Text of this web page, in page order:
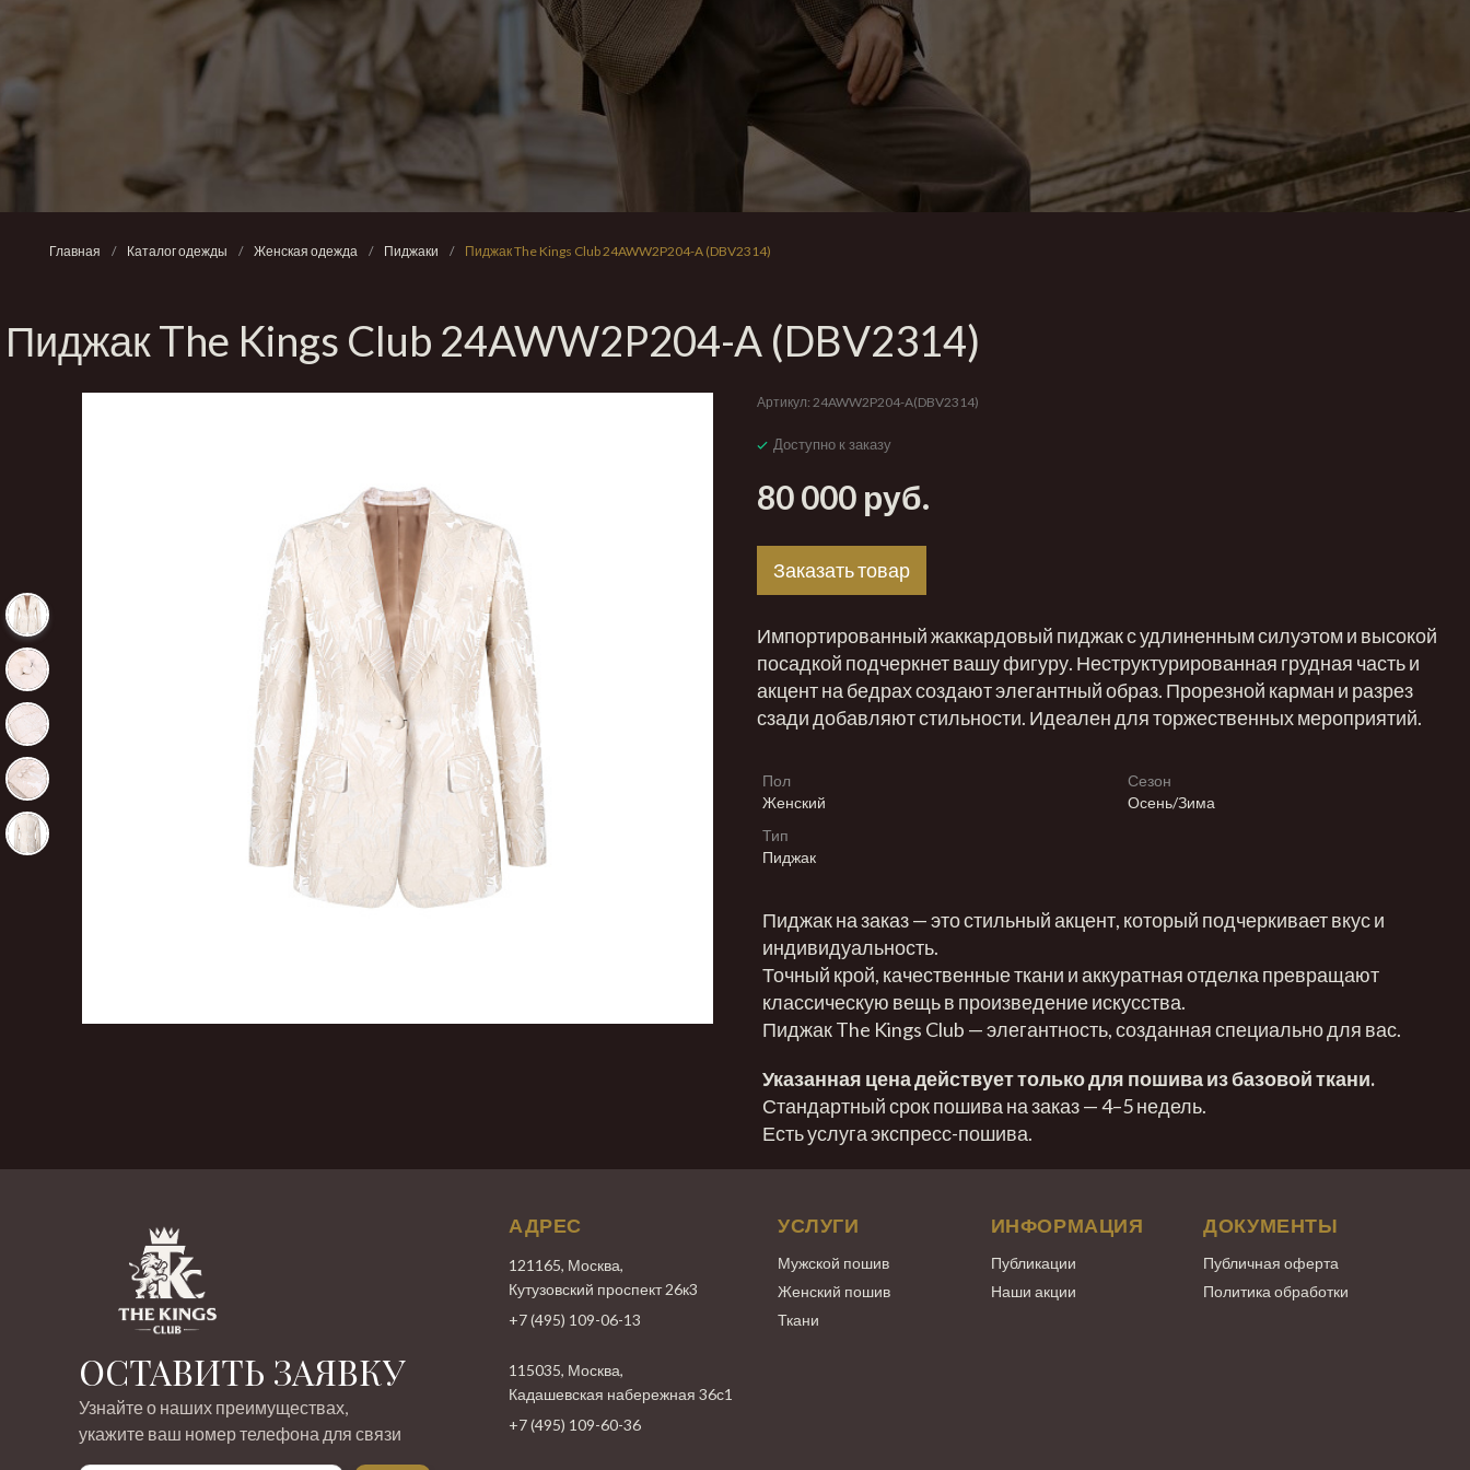
Главная / Каталог одежды / Женская одежда / Пиджаки / Пиджак The Kings Club 24AWW2P204-A (DBV2314)
Пиджак The Kings Club 24AWW2P204-A (DBV2314)
Артикул: 24AWW2P204-A(DBV2314)
Доступно к заказу
80 000 руб.
Заказать товар
Импортированный жаккардовый пиджак с удлиненным силуэтом и высокой
посадкой подчеркнет вашу фигуру. Неструктурированная грудная часть и
акцент на бедрах создают элегантный образ. Прорезной карман и разрез
сзади добавляют стильности. Идеален для торжественных мероприятий.
Пол
Женский
Сезон
Осень/Зима
Тип
Пиджак
Пиджак на заказ — это стильный акцент, который подчеркивает вкус и
индивидуальность.
Точный крой, качественные ткани и аккуратная отделка превращают
классическую вещь в произведение искусства.
Пиджак The Kings Club — элегантность, созданная специально для вас.
Указанная цена действует только для пошива из базовой ткани.
Стандартный срок пошива на заказ — 4–5 недель.
Есть услуга экспресс-пошива.
ОСТАВИТЬ ЗАЯВКУ
Узнайте о наших преимуществах,
укажите ваш номер телефона для связи
АДРЕС
121165, Москва,
Кутузовский проспект 26к3
+7 (495) 109-06-13
115035, Москва,
Кадашевская набережная 36с1
+7 (495) 109-60-36
УСЛУГИ
Мужской пошив
Женский пошив
Ткани
ИНФОРМАЦИЯ
Публикации
Наши акции
ДОКУМЕНТЫ
Публичная оферта
Политика обработки